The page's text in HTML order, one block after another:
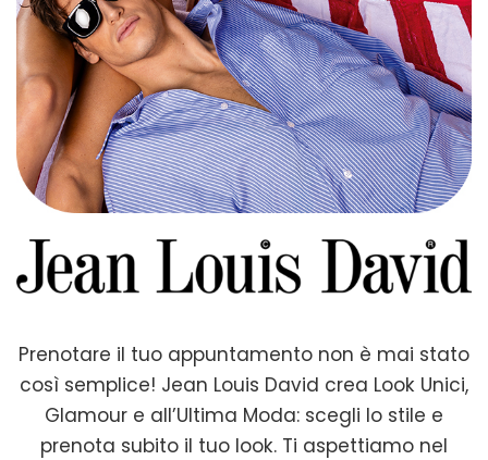
Prenotare il tuo appuntamento non è mai stato
così semplice! Jean Louis David crea Look Unici,
Glamour e all’Ultima Moda: scegli lo stile e
prenota subito il tuo look. Ti aspettiamo nel